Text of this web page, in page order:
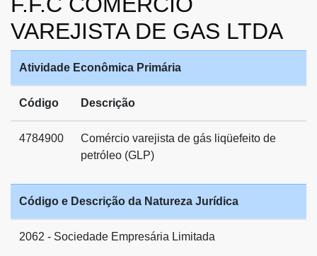
VAREJISTA DE GAS LTDA
Atividade Econômica Primária
Código Descrição
4784900
Comércio varejista de gás liqüefeito de
petróleo (GLP)
Código e Descrição da Natureza Jurídica
2062 - Sociedade Empresária Limitada